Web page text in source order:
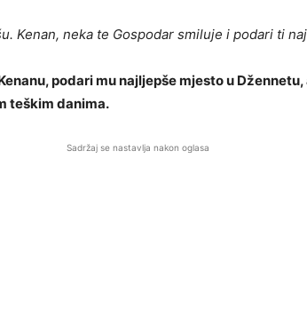
Kenan, neka te Gospodar smiluje i podari ti
podari mu najljepše mjesto u
teškim danima.
Sadržaj se nastavlja nakon oglasa